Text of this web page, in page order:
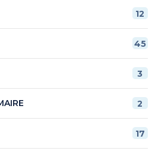
12
45
3
2
17